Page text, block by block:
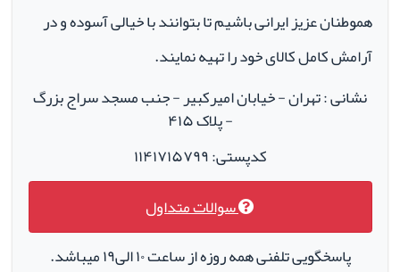
هموطنان عزیز ایرانی باشیم تا بتوانند با خیالی آسوده و در
آرامش کامل کالای خود را تهیه نمایند.
نشانی : تهران - خیابان امیرکبیر - جنب مسجد سراج بزرگ
- پلاک ۴۱۵
کدپستی: ۱۱۴۱۷۱۵۷۹۹
سوالات متداول
پاسخگویی تلفنی همه روزه از ساعت ۱۰ الی۱۹ میباشد.